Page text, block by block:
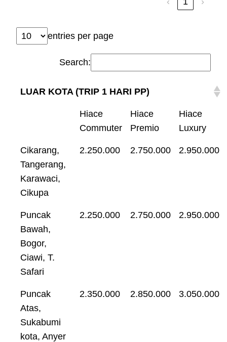
entries per page
Search:
LUAR KOTA (TRIP 1 HARI PP)
Hiace
Commuter
Hiace
Premio
Hiace
Luxury
Cikarang,
Tangerang,
Karawaci,
Cikupa
2.250.000 2.750.000 2.950.000
Puncak
Bawah,
Bogor,
Ciawi, T.
Safari
2.250.000 2.750.000 2.950.000
Puncak
Atas,
Sukabumi
kota, Anyer
2.350.000 2.850.000 3.050.000